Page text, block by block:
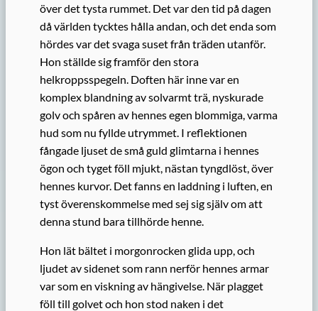
över det tysta rummet. Det var den tid på dagen
då världen tycktes hålla andan, och det enda som
hördes var det svaga suset från träden utanför.
Hon ställde sig framför den stora
helkroppsspegeln. Doften här inne var en
komplex blandning av solvarmt trä, nyskurade
golv och spåren av hennes egen blommiga, varma
hud som nu fyllde utrymmet. I reflektionen
fångade ljuset de små guld glimtarna i hennes
ögon och tyget föll mjukt, nästan tyngdlöst, över
hennes kurvor. Det fanns en laddning i luften, en
tyst överenskommelse med sej sig själv om att
denna stund bara tillhörde henne.
Hon lät bältet i morgonrocken glida upp, och
ljudet av sidenet som rann nerför hennes armar
var som en viskning av hängivelse. När plagget
föll till golvet och hon stod naken i det